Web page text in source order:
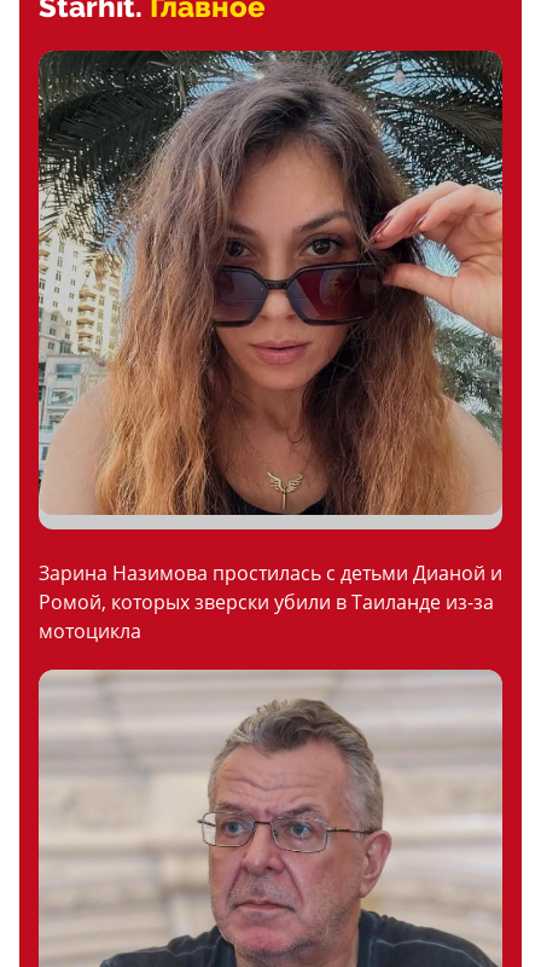
Starhit. Главное
Зарина Назимова простилась с детьми Дианой и
Ромой, которых зверски убили в Таиланде из-за
мотоцикла